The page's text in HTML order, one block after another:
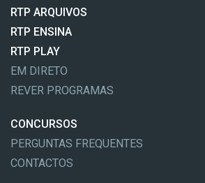
RTP ARQUIVOS
RTP ENSINA
RTP PLAY
EM DIRETO
REVER PROGRAMAS
CONCURSOS
PERGUNTAS FREQUENTES
CONTACTOS